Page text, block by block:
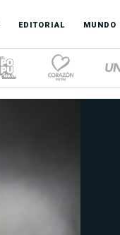
EDITORIAL MUNDO